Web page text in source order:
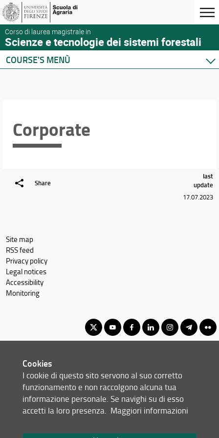
Corso di laurea magistrale in
Scienze e tecnologie dei sistemi forestali
COURSE'S MENÙ
Schedules & Calendars
Corporate
Share
last
update
17.07.2023
Site map
RSS feed
Privacy policy
Legal notices
Accessibility
Monitoring
© Copyright 2012-2026 Università degli Studi di Firenze UNIFI
P.IVA/Cod.Fis 01279680480
Piazzale delle Cascine, 18 - 50144 Firenze (FI)
Cookies
I cookie di questo sito servono al suo corretto
funzionamento e non raccolgono alcuna tua
informazione personale. Se navighi su di esso
accetti la loro presenza. Maggiori informazioni